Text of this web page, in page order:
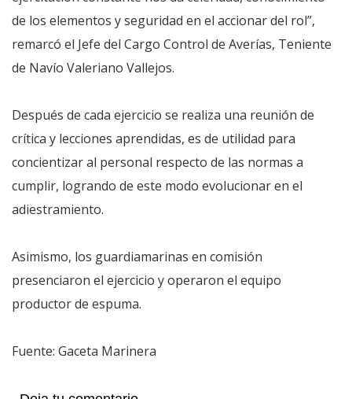
de los elementos y seguridad en el accionar del rol”,
remarcó el Jefe del Cargo Control de Averías, Teniente
de Navío Valeriano Vallejos.
Después de cada ejercicio se realiza una reunión de
crítica y lecciones aprendidas, es de utilidad para
concientizar al personal respecto de las normas a
cumplir, logrando de este modo evolucionar en el
adiestramiento.
Asimismo, los guardiamarinas en comisión
presenciaron el ejercicio y operaron el equipo
productor de espuma.
Fuente: Gaceta Marinera